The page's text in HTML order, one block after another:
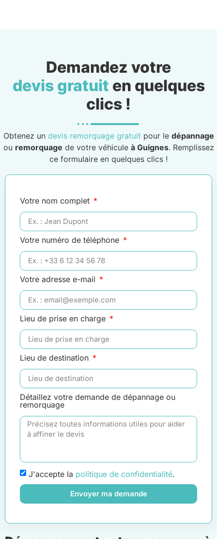
Demandez votre
devis gratuit en quelques
clics !
Obtenez un devis remorquage gratuit pour le dépannage
ou remorquage de votre véhicule à Guignes. Remplissez
ce formulaire en quelques clics !
Votre nom complet
Votre numéro de téléphone
Votre adresse e-mail
Lieu de prise en charge
Lieu de destination
Détaillez votre demande de dépannage ou
remorquage
J'accepte la politique de confidentialité.
Envoyer ma demande